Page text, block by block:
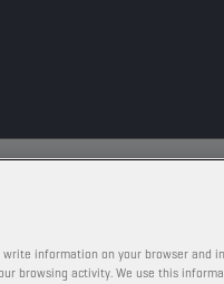
information on your browser and
browsing activity. We use this